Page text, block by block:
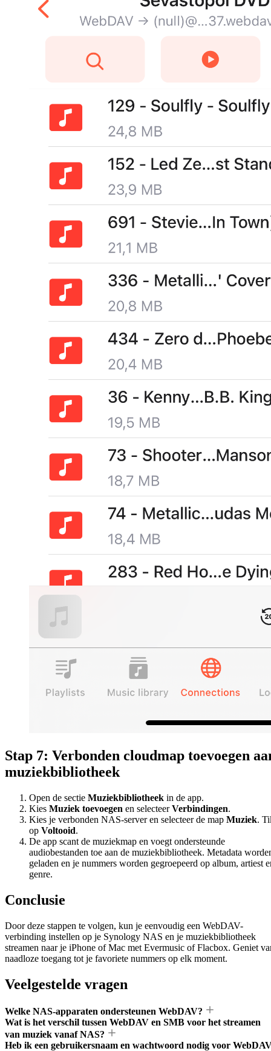
Stap 7: Verbonden cloudmap toevoegen
muziekbibliotheek
Open de sectie Muziekbibliotheek in de app.
Kies Muziek toevoegen en selecteerVerbindingen.
Kies je verbonden NAS-server en selecteer de map Muziek.
op Voltooid.
De app scant de muziekmap en voegt ondersteunde
audiobestanden toe aan de muziekbibliotheek. Metadata
geladen en je nummers worden gegroepeerd op album, artiest
genre.
Conclusie
Door deze stappen te volgen, kun je eenvoudig een WebDAV-
verbinding instellen op je Synology NAS en je muziekbibliotheek
streamen naar je iPhone of Mac met Evermusic of Flacbox. Geniet
naadloze toegang tot je favoriete nummers op elk moment.
Veelgestelde vragen
Welke NAS-apparaten ondersteunen WebDAV?
Wat is het verschil tussen WebDAV en SMB voor het streamen
van muziek vanaf NAS?
Heb ik een gebruikersnaam en wachtwoord nodig voor